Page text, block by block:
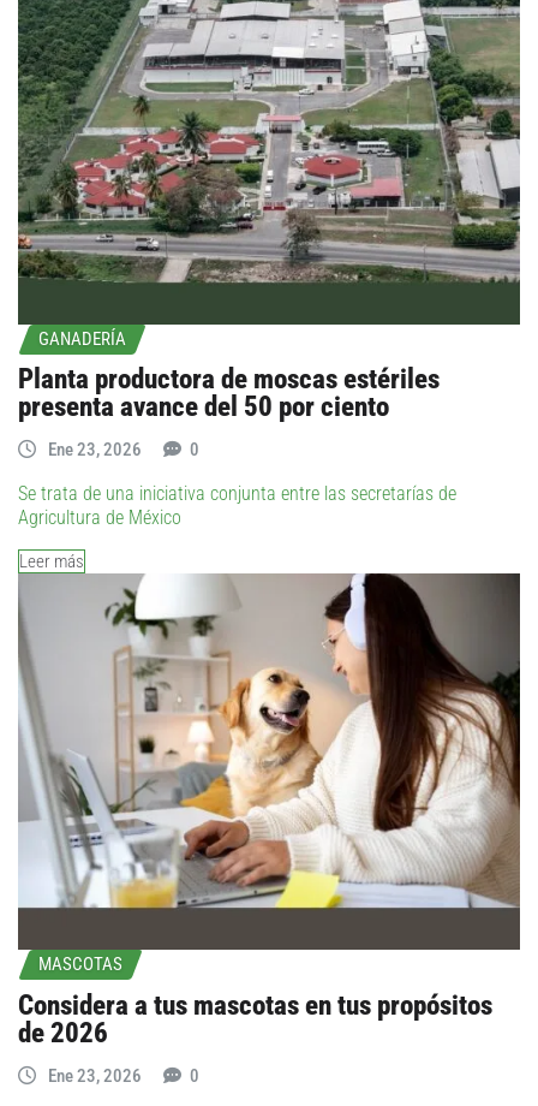
GANADERÍA
Planta productora de moscas estériles
presenta avance del 50 por ciento
Ene 23, 2026 0
Se trata de una iniciativa conjunta entre las secretarías de
Agricultura de México
Leer más
MASCOTAS
Considera a tus mascotas en tus propósitos
de 2026
Ene 23, 2026 0